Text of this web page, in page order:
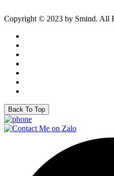
Copyright © 2023 by Smind. All
Back To Top